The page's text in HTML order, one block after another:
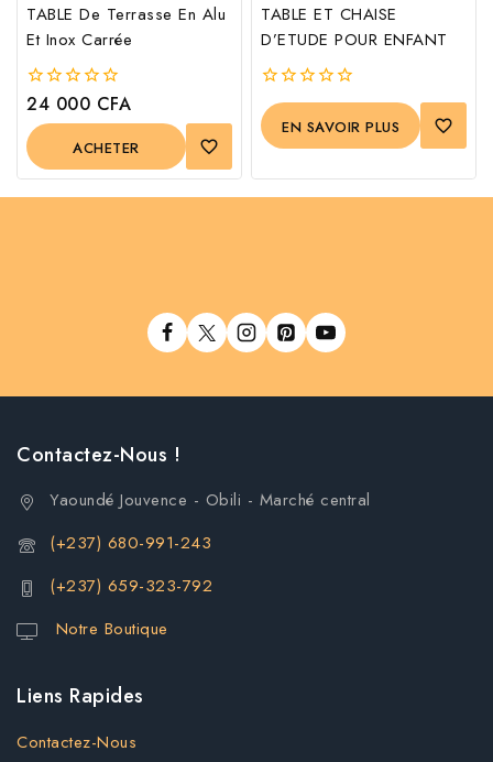
TABLE De Terrasse En Alu
Et Inox Carrée
0
out
of
5
24 000 CFA
ACHETER
TABLE ET CHAISE
D’ETUDE POUR ENFANT
0
out
of
EN SAVOIR PLUS
Contactez-Nous !
Yaoundé Jouvence - Obili - Marché central
(+237) 680-991-243
(+237) 659-323-792
Notre Boutique
Liens Rapides
Contactez-Nous